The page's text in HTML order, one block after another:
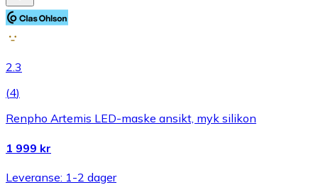
2.3
(4)
Renpho Artemis LED-maske ansikt, myk silikon
1 999 kr
Leveranse: 1-2 dager